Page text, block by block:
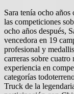
Sara tenía ocho años
las competiciones
ocho años después,
vencedora en 19
profesional y
carreras sobre cuatro
experiencia en
categorías
Truck de la